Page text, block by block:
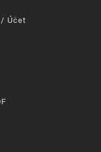
Účet